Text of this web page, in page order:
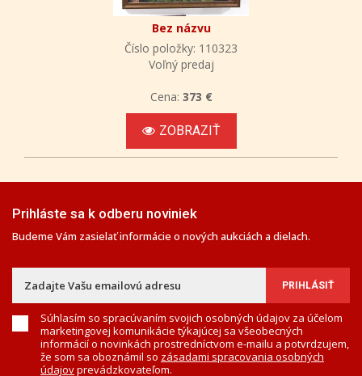
Bez názvu
Číslo položky: 110323
Voľný predaj
Cena: 373 €
ZOBRAZIŤ
Prihláste sa k odberu noviniek
Budeme Vám zasielať informácie o nových aukciách a dielach.
Súhlasím so spracúvaním svojich osobných údajov za účelom
marketingovej komunikácie týkajúcej sa všeobecných
informácií o novinkách prostredníctvom e-mailu a potvrdzujem,
že som sa oboznámil so zásadami spracovania osobných
údajovprevádzkovateľom.